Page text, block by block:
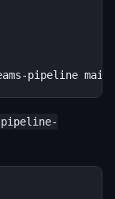
pipeline
pipeline-